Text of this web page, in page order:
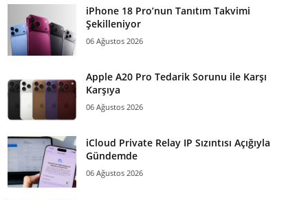
iPhone 18 Pro’nun Tanıtım Takvimi
Şekilleniyor
06 Ağustos 2026
Apple A20 Pro Tedarik Sorunu ile Karşı
Karşıya
06 Ağustos 2026
iCloud Private Relay IP Sızıntısı Açığıyla
Gündemde
06 Ağustos 2026